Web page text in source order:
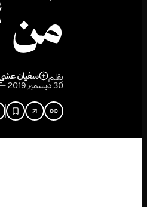
من
بقلم سفيان
30 ديسمبر 2019 — 04:52 م